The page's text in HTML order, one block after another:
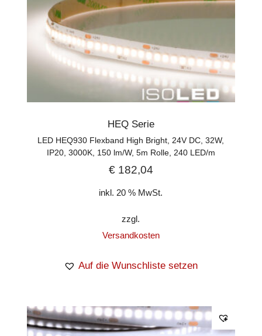
HEQ Serie
LED HEQ930 Flexband High Bright, 24V DC, 32W,
IP20, 3000K, 150 lm/W, 5m Rolle, 240 LED/m
€182,04
inkl. 20 % MwSt.
zzgl.
Versandkosten
Auf die Wunschliste setzen